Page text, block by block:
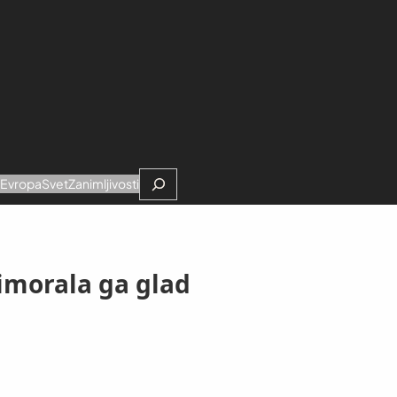
EvropaSvetZanimljivostiSearch
ga glad